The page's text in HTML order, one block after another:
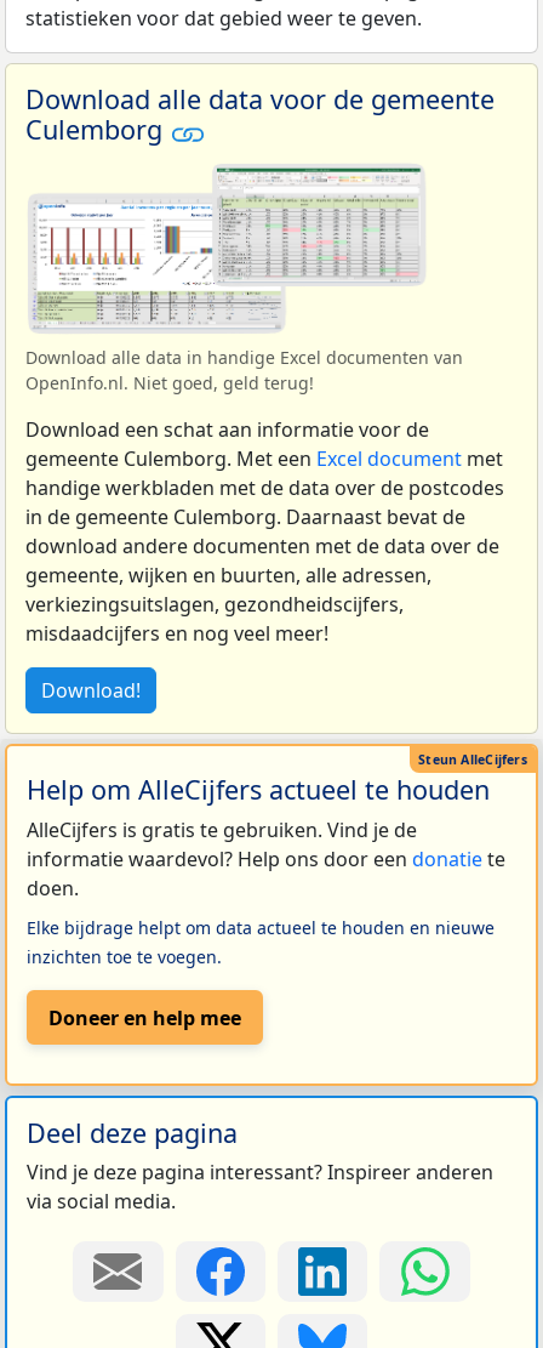
statistieken voor dat gebied weer te geven.
Download alle data voor de gemeente
Culemborg
Download alle data in handige Excel documenten van
OpenInfo.nl. Niet goed, geld terug!
Download een schat aan informatie voor de
gemeente Culemborg. Met een Excel document met
handige werkbladen met de data over de postcodes
in de gemeente Culemborg. Daarnaast bevat de
download andere documenten met de data over de
gemeente, wijken en buurten, alle adressen,
verkiezingsuitslagen, gezondheidscijfers,
misdaadcijfers en nog veel meer!
Download!
Help om AlleCijfers actueel te houden
AlleCijfers is gratis te gebruiken. Vind je de
informatie waardevol? Help ons door een donatiete
doen.
Elke bijdrage helpt om data actueel te houden en nieuwe
inzichten toe te voegen.
Doneer en help mee
Deel deze pagina
Vind je deze pagina interessant? Inspireer anderen
via social media.